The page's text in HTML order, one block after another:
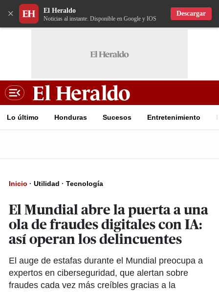
× El Heraldo
Noticias al instante. Disponible en Google y IOS
Descargar
Lo último Honduras Sucesos Entretenimiento
Inicio · Utilidad · Tecnología
El Mundial abre la puerta a una
ola de fraudes digitales con IA:
así operan los delincuentes
El auge de estafas durante el Mundial preocupa a
expertos en ciberseguridad, que alertan sobre
fraudes cada vez más creíbles gracias a la